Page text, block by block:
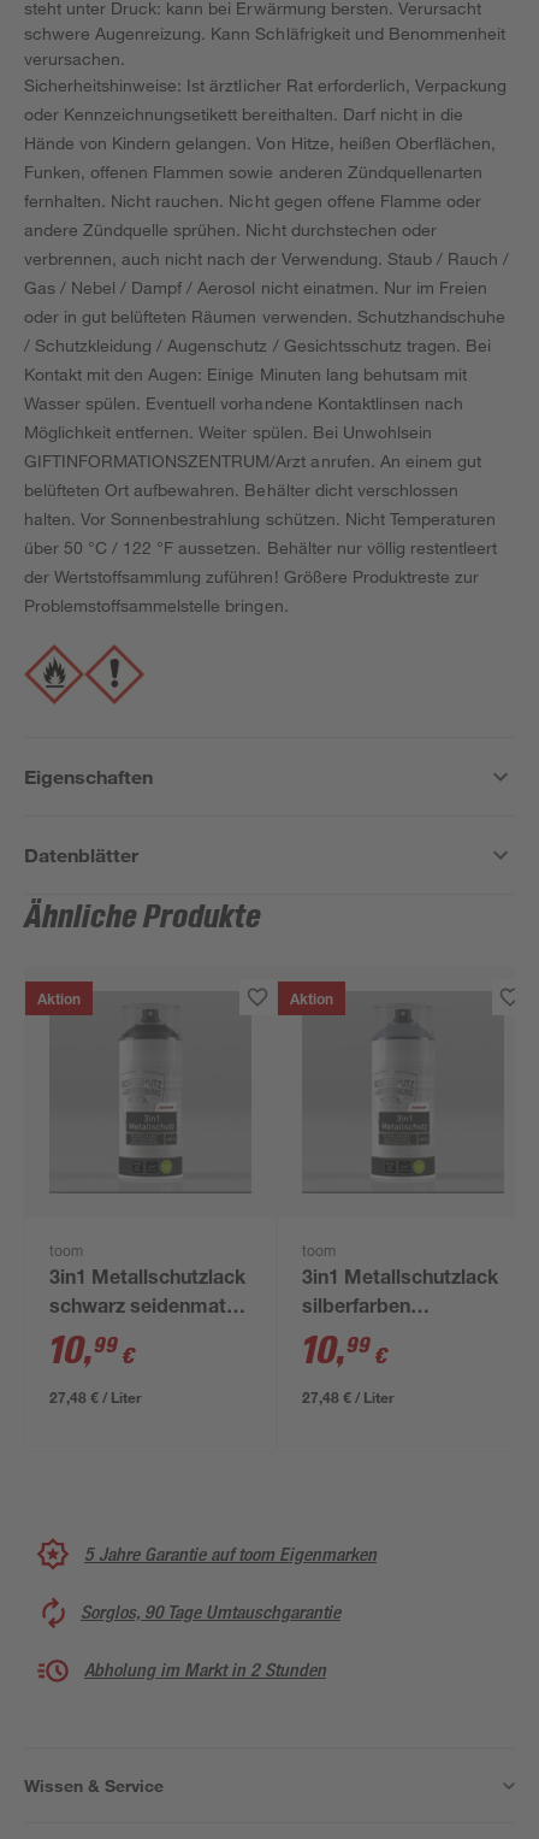
steht unter Druck: kann bei Erwärmung bersten. Verursacht
schwere Augenreizung. Kann Schläfrigkeit und Benommenheit
verursachen.
Sicherheitshinweise: Ist ärztlicher Rat erforderlich, Verpackung
oder Kennzeichnungsetikett bereithalten. Darf nicht in die
Hände von Kindern gelangen. Von Hitze, heißen Oberflächen,
Funken, offenen Flammen sowie anderen Zündquellenarten
fernhalten. Nicht rauchen. Nicht gegen offene Flamme oder
andere Zündquelle sprühen. Nicht durchstechen oder
verbrennen, auch nicht nach der Verwendung. Staub / Rauch /
Gas / Nebel / Dampf / Aerosol nicht einatmen. Nur im Freien
oder in gut belüfteten Räumen verwenden. Schutzhandschuhe
/ Schutzkleidung / Augenschutz / Gesichtsschutz tragen. Bei
Kontakt mit den Augen: Einige Minuten lang behutsam mit
Wasser spülen. Eventuell vorhandene Kontaktlinsen nach
Möglichkeit entfernen. Weiter spülen. Bei Unwohlsein
GIFTINFORMATIONSZENTRUM/Arzt anrufen. An einem gut
belüfteten Ort aufbewahren. Behälter dicht verschlossen
halten. Vor Sonnenbestrahlung schützen. Nicht Temperaturen
über 50 °C / 122 °F aussetzen. Behälter nur völlig restentleert
der Wertstoffsammlung zuführen! Größere Produktreste zur
Problemstoffsammelstelle bringen.
Eigenschaften
Datenblätter
Ähnliche Produkte
Aktion
toom
3in1 Metallschutzlack
schwarz seidenmatt
400 ml
10,99 €
27,48 € / Liter
Aktion
toom
3in1 Metallschutzlack
silberfarben
seidenmatt 400 ml
10,99 €
27,48 € / Liter
5 Jahre Garantie auf toom Eigenmarken
Sorglos, 90 Tage Umtauschgarantie
Abholung im Markt in 2 Stunden
Wissen & Service